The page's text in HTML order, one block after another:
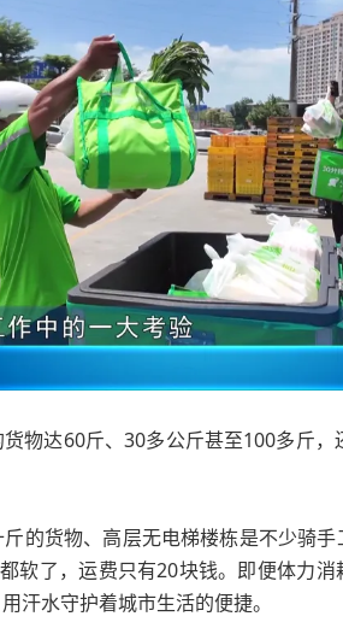
物达60斤、30多公斤甚至100多斤
的货物、高层无电梯楼栋是不少骑
软了，运费只有20块钱。即便体力消
汗水守护着城市生活的便捷。